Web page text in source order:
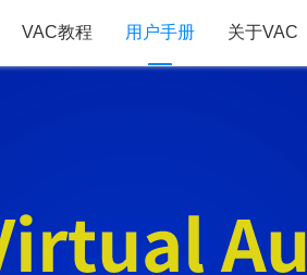
VAC教程 用户手册 关于VAC